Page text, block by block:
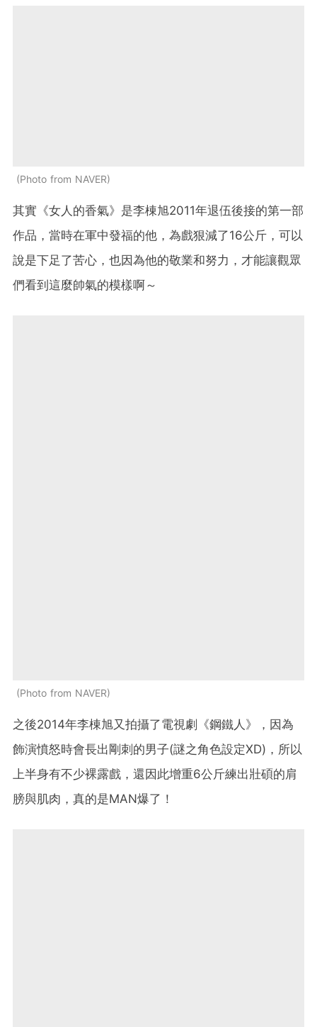
Photo from NAVER
其實《女人的香氣》是李棟旭2011年退伍後接的第一部
作品，當時在軍中發福的他，為戲狠減了16公斤，可以
說是下足了苦心，也因為他的敬業和努力，才能讓觀眾
們看到這麼帥氣的模樣啊～
Photo from NAVER
之後2014年李棟旭又拍攝了電視劇《鋼鐵人》，因為
飾演憤怒時會長出剛刺的男子(謎之角色設定XD)，所以
上半身有不少裸露戲，還因此增重6公斤練出壯碩的肩
膀與肌肉，真的是MAN爆了！